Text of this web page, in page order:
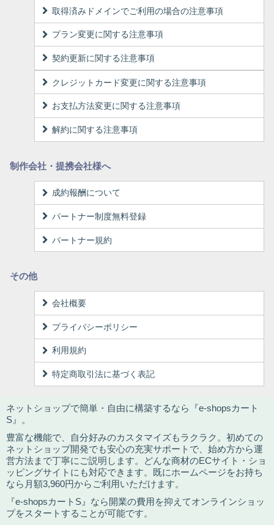
取得済みドメインでご利用の場合の注意事項
プラン変更に関する注意事項
契約更新に関する注意事項
クレジットカード変更に関する注意事項
お支払方法変更に関する注意事項
解約に関する注意事項
制作会社・提携会社様へ
成約報酬について
パートナー制度無料登録
パートナー規約
その他
会社概要
プライバシーポリシー
利用規約
特定商取引法に基づく表記
ネットショップで簡単・自由に構築するなら『e-shopsカート
S』。
豊富な機能で、自分好みのカスタマイズもラクラク。初めての
ネットショップ開発でも安心の充実サポートで、始め方から運
営方法まで丁寧にご説明します。どんな商材のECサイト・ショ
ッピングサイトにも対応できます。既にホームページをお持ち
なら月額3,960円からご利用いただけます。
『e-shopsカートS』なら開業の費用を抑えてオンラインショッ
プをスタートすることが可能です。